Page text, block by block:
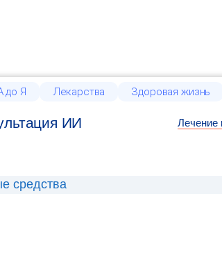
до Я Лекарства Здоровая жизнь
ИИ Лечение
средства